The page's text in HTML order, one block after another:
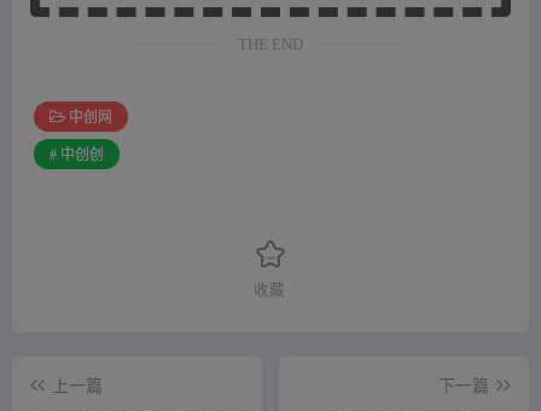
THE END
中创网
# 中创创
收藏
上一篇
下一篇